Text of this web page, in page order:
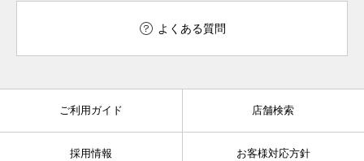
よくある質問
ご利用ガイド 店舗検索
採用情報 お客様対応方針